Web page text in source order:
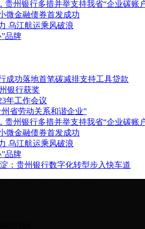
贵州银行多措并举支持我省“企业碳账
微金融债券首发成功
乌江航运乘风破浪
品牌
成功落地首笔碳减排支持工具贷款
银行获奖
年工作会议
省劳动关系和谐企业”
贵州银行多措并举支持我省“企业碳账
微金融债券首发成功
乌江航运乘风破浪
品牌
：贵州银行数字化转型步入快车道